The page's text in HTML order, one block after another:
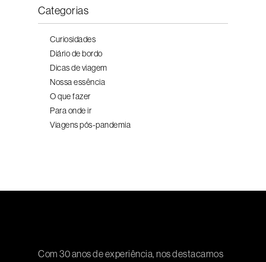
Categorias
Curiosidades
Diário de bordo
Dicas de viagem
Nossa essência
O que fazer
Para onde ir
Viagens pós-pandemia
Com 30 anos de experiência, nos destacamos